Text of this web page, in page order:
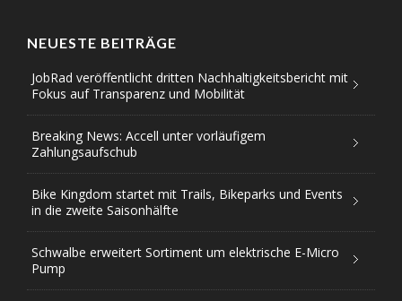
NEUESTE BEITRÄGE
JobRad veröffentlicht dritten Nachhaltigkeitsbericht mit
Fokus auf Transparenz und Mobilität
Breaking News: Accell unter vorläufigem
Zahlungsaufschub
Bike Kingdom startet mit Trails, Bikeparks und Events
in die zweite Saisonhälfte
Schwalbe erweitert Sortiment um elektrische E-Micro
Pump